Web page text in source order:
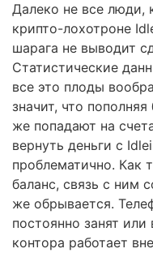
Далеко не все люди,
крипто-лохотроне
шарага не выводит
Статистические
все это плоды
значит, что
же попадают на
вернуть деньги с
проблематично. Как
баланс, связь с ним
же обрывается.
постоянно занят или
контора работает